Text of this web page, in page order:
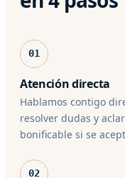
01
Atención directa
Hablamos contigo
resolver dudas y
bonificable si se
02